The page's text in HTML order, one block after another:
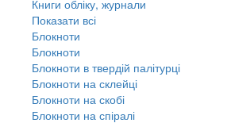
Книги обліку, журнали
Показати всі
Блокноти
Блокноти
Блокноти в твердій палітурці
Блокноти на склейці
Блокноти на скобі
Блокноти на спіралі